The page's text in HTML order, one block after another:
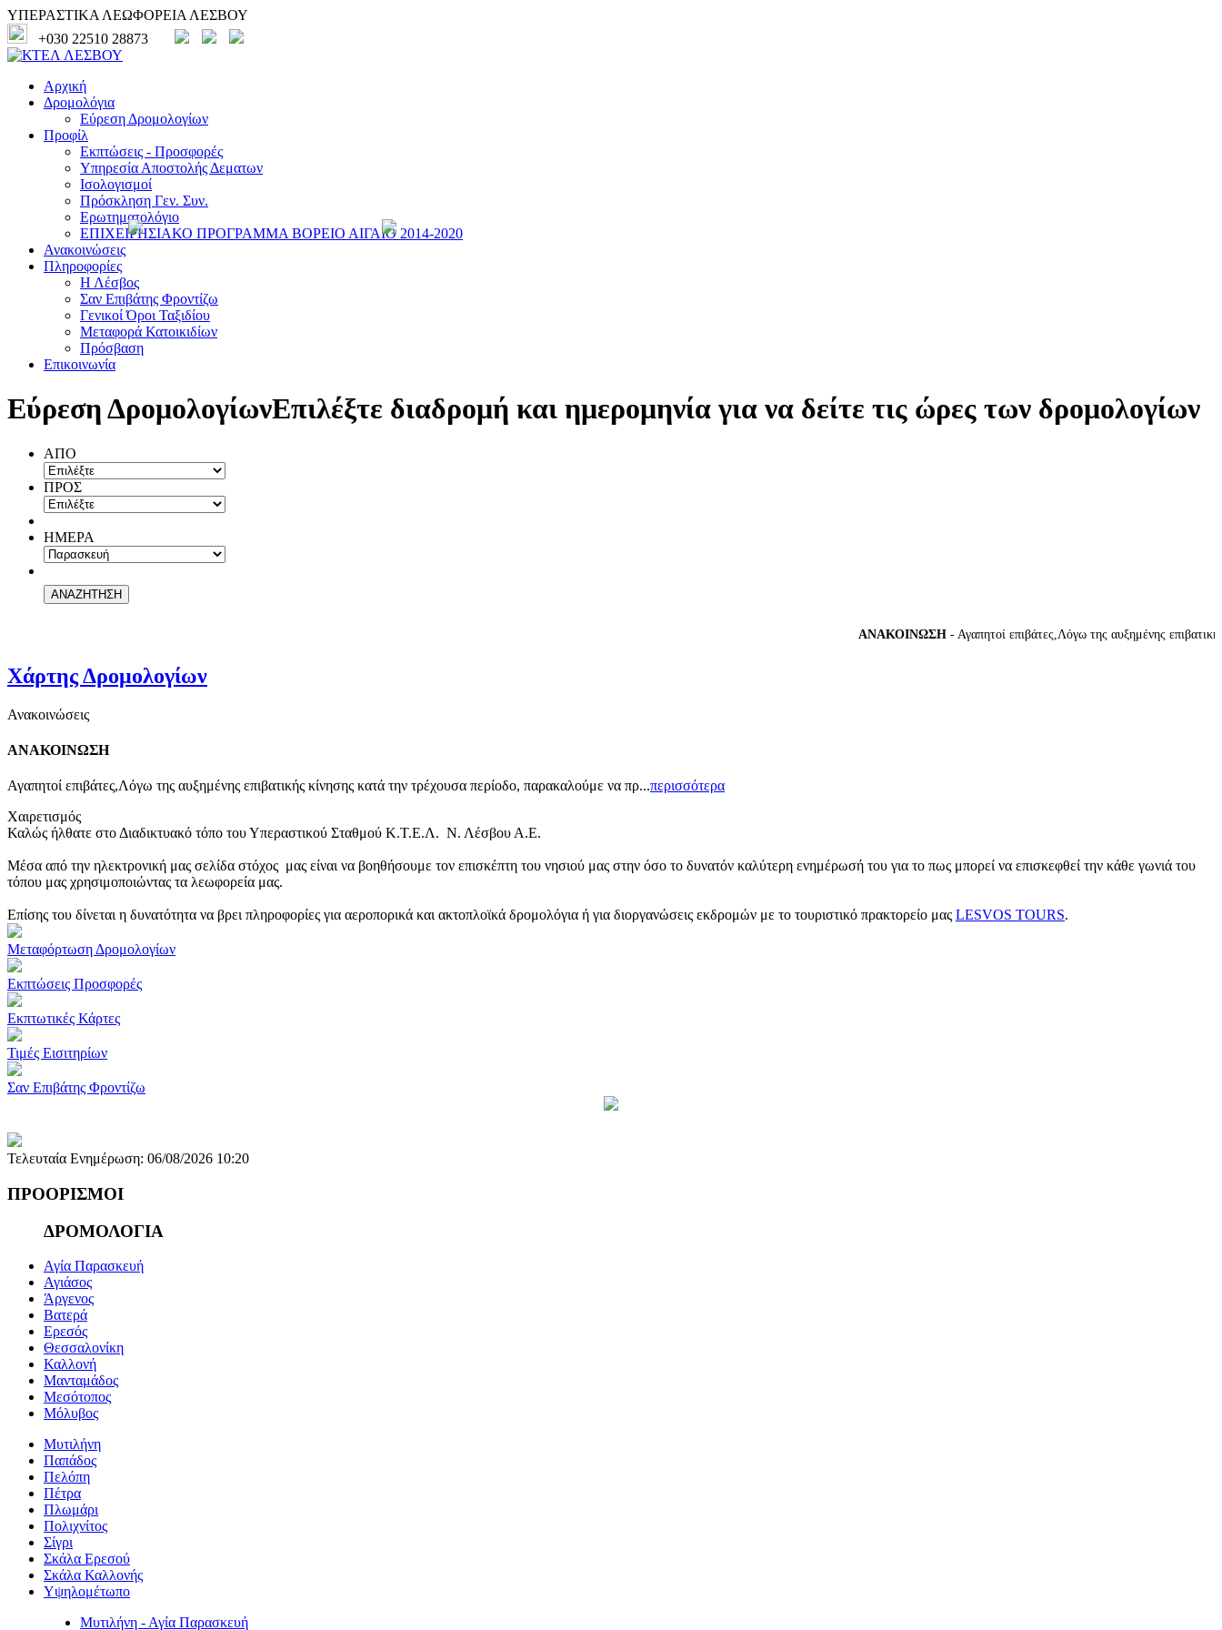
ΥΠΕΡΑΣΤΙΚΑ ΛΕΩΦΟΡΕΙΑ ΛΕΣΒΟΥ
+030 22510 28873
Αρχική
Δρομολόγια
Εύρεση Δρομολογίων
Προφίλ
Εκπτώσεις - Προσφορές
Υπηρεσία Αποστολής Δεματων
Ισολογισμοί
Πρόσκληση Γεν. Συν.
Ερωτηματολόγιο
ΕΠΙΧΕΙΡΗΣΙΑΚΟ ΠΡΟΓΡΑΜΜΑ ΒΟΡΕΙΟ ΑΙΓΑΙΟ 2014-2020
Ανακοινώσεις
Πληροφορίες
Η Λέσβος
Σαν Επιβάτης Φροντίζω
Γενικοί Όροι Ταξιδίου
Μεταφορά Κατοικιδίων
Πρόσβαση
Επικοινωνία
Εύρεση ΔρομολογίωνΕπιλέξτε διαδρομή και ημερομηνία για να δείτε τις ώρες των δρομολογίων
ΑΠΟ
ΠΡΟΣ
ΗΜΕΡΑ
ΑΝΑΚΟΙΝΩΣΗ- Αγαπητοί επιβάτες,Λόγω της αυξημένης επιβατικής
Χάρτης Δρομολογίων
Ανακοινώσεις
ΑΝΑΚΟΙΝΩΣΗ
Αγαπητοί επιβάτες,Λόγω της αυξημένης επιβατικής κίνησης κατά την τρέχουσα περίοδο, παρακαλούμε να πρ...περισσότερα
Χαιρετισμός
Καλώς ήλθατε στο Διαδικτυακό τόπο του Υπεραστικού Σταθμού Κ.Τ.Ε.Λ. Ν. Λέσβου Α.Ε.
Μέσα από την ηλεκτρονική μας σελίδα στόχος μας είναι να βοηθήσουμε τον επισκέπτη του νησιού μας στην όσο το δυνατόν καλύτερη ενημέρωσή του για το πως μπορεί να επισκεφθεί την κάθε γωνιά του
τόπου μας χρησιμοποιώντας τα λεωφορεία μας.
Επίσης του δίνεται η δυνατότητα να βρει πληροφορίες για αεροπορικά και ακτοπλοϊκά δρομολόγια ή για διοργανώσεις εκδρομών με το τουριστικό πρακτορείο μας LESVOS TOURS.
Μεταφόρτωση Δρομολογίων
Εκπτώσεις Προσφορές
Εκπτωτικές Κάρτες
Τιμές Εισιτηρίων
Σαν Επιβάτης Φροντίζω
Τελευταία Ενημέρωση: 06/08/2026 10:20
ΠΡΟΟΡΙΣΜΟΙ
ΔΡΟΜΟΛΟΓΙΑ
Αγία Παρασκευή
Αγιάσος
Άργενος
Βατερά
Ερεσός
Θεσσαλονίκη
Καλλονή
Μανταμάδος
Μεσότοπος
Μόλυβος
Μυτιλήνη
Παπάδος
Πελόπη
Πέτρα
Πλωμάρι
Πολιχνίτος
Σίγρι
Σκάλα Ερεσού
Σκάλα Καλλονής
Υψηλομέτωπο
Μυτιλήνη - Αγία Παρασκευή